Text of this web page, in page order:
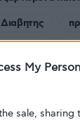
My
sale, sharing